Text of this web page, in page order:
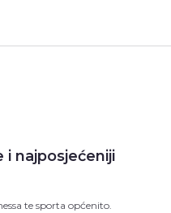
i najposjećeniji
te sporta općenito.